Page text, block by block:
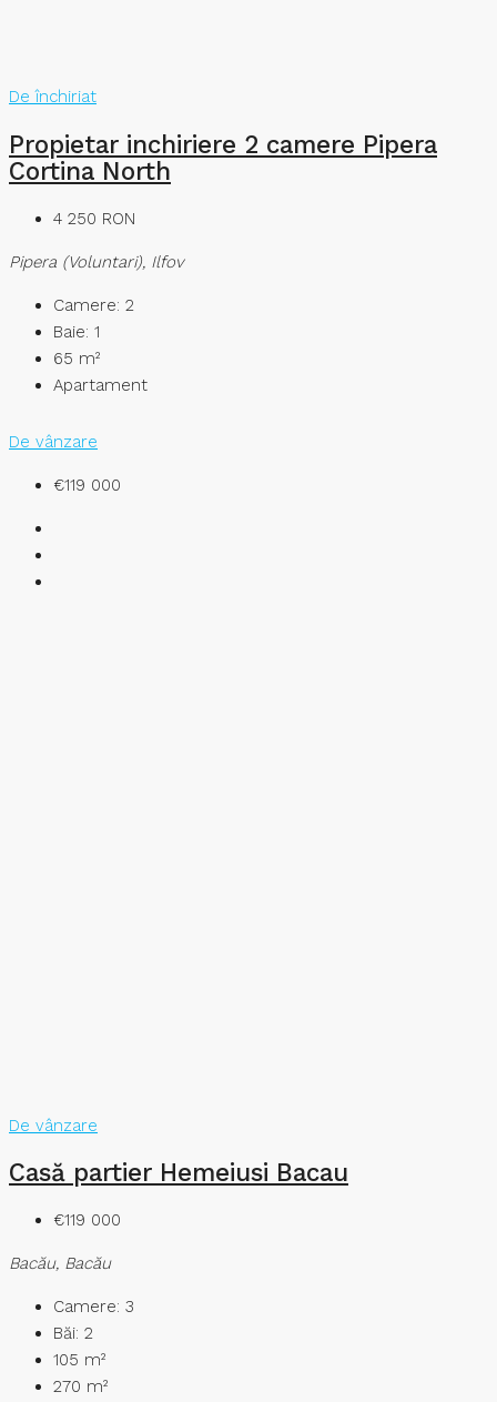
De închiriat
Propietar inchiriere 2 camere Pipera
Cortina North
4 250 RON
Pipera (Voluntari), Ilfov
Camere: 2
Baie: 1
65 m²
Apartament
De vânzare
€119 000
De vânzare
Casă partier Hemeiusi Bacau
€119 000
Bacău, Bacău
Camere: 3
Băi: 2
105 m²
270 m²